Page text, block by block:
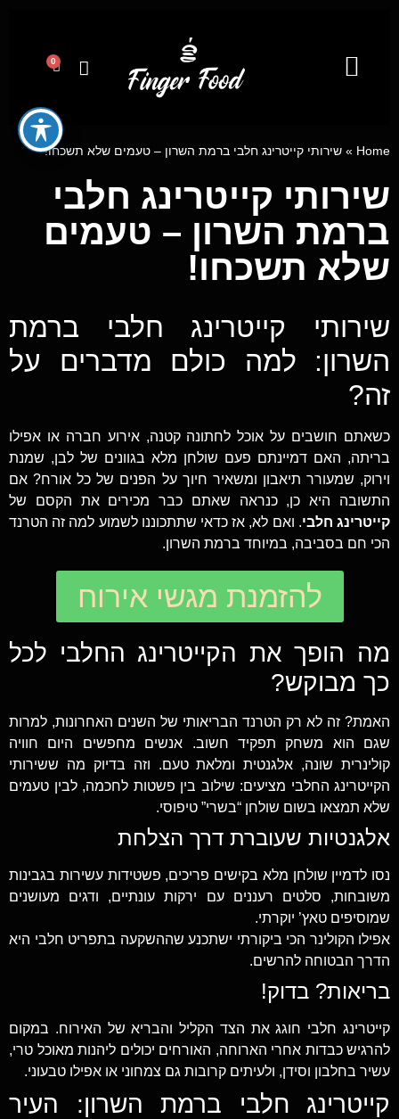
0
Home
» שירותי קייטרינג חלבי ברמת השרון – טעמים שלא תשכחו!
שירותי קייטרינג חלבי
ברמת השרון – טעמים
שלא תשכחו!
שירותי קייטרינג חלבי ברמת
השרון: למה כולם מדברים על
זה?
כשאתם חושבים על אוכל לחתונה קטנה, אירוע חברה או אפילו
בריתה, האם דמיינתם פעם שולחן מלא בגוונים של לבן, שמנת
וירוק, שמעורר תיאבון ומשאיר חיוך על הפנים של כל אורח? אם
התשובה היא כן, כנראה שאתם כבר מכירים את הקסם של
קייטרינג חלבי. ואם לא, אז כדאי שתתכוננו לשמוע למה זה הטרנד
הכי חם בסביבה, במיוחד ברמת השרון.
להזמנת מגשי אירוח
מה הופך את הקייטרינג החלבי לכל
כך מבוקש?
האמת? זה לא רק הטרנד הבריאותי של השנים האחרונות, למרות
שגם הוא משחק תפקיד חשוב. אנשים מחפשים היום חוויה
קולינרית שונה, אלגנטית ומלאת טעם. וזה בדיוק מה ששירותי
הקייטרינג החלבי מציעים: שילוב בין פשטות לחכמה, לבין טעמים
שלא תמצאו בשום שולחן “בשרי” טיפוסי.
אלגנטיות שעוברת דרך הצלחת
נסו לדמיין שולחן מלא בקישים פריכים, פשטידות עשירות בגבינות
משובחות, סלטים רעננים עם ירקות עונתיים, ודגים מעושנים
שמוסיפים טאץ’ יוקרתי.
אפילו הקולינר הכי ביקורתי ישתכנע שההשקעה בתפריט חלבי היא
הדרך הבטוחה להרשים.
בריאות? בדוק!
קייטרינג חלבי חוגג את הצד הקליל והבריא של האירוח. במקום
להרגיש כבדות אחרי הארוחה, האורחים יכולים ליהנות מאוכל טרי,
עשיר בחלבון וסידן, ולעיתים קרובות גם צמחוני או אפילו טבעוני.
קייטרינג חלבי ברמת השרון: העיר